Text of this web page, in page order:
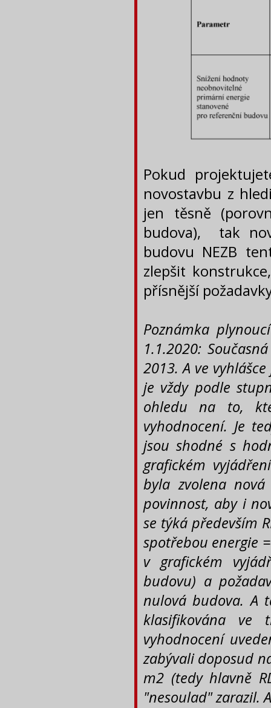
Pokud
novostavbu z
jen těsně
budova), tak
budovu NEZB
zlepšit
přísnější
Poznámka
1.1.2020:
2013. A ve
je vždy podle
ohledu na to,
vyhodnocení. Je
jsou shodné s
grafickém
byla zvolena
povinnost, aby i
se týká především
spotřebou energie
v grafickém
budovu) a
nulová budova. A
klasifikována
vyhodnocení
zabývali doposud
m2 (tedy hlavně
"nesoulad" zarazil.